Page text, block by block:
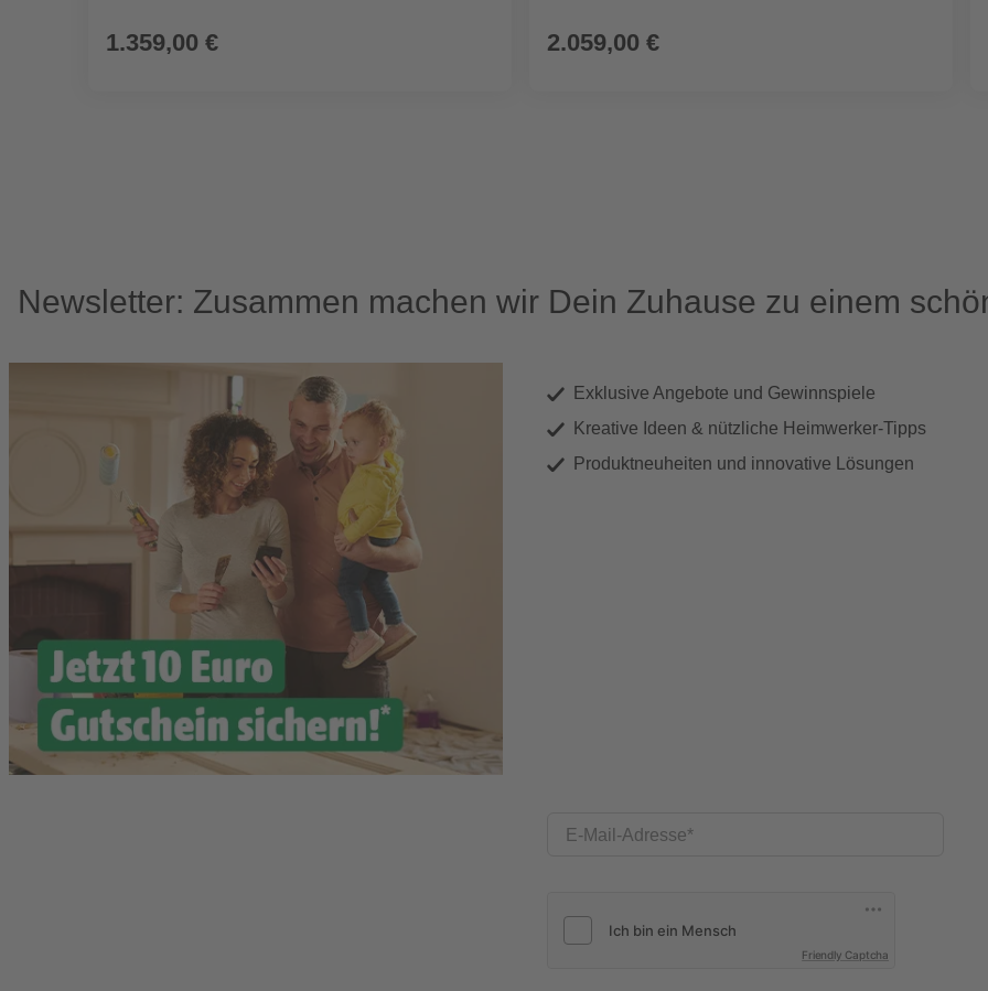
1.359,00 € 2.059,00 €
Newsletter: Zusammen machen wir Dein Zuhause zu einem
Exklusive Angebote und Gewinnspiele
Kreative Ideen & nützliche Heimwerker-Tipps
Produktneuheiten und innovative Lösungen
E-Mail-Adresse
Friendly Captcha